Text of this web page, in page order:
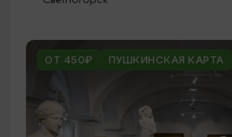
ОТ 450₽ ПУШКИНСКАЯ КАРТА